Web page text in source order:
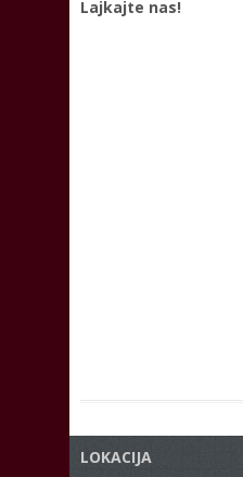
Lajkajte nas!
LOKACIJA